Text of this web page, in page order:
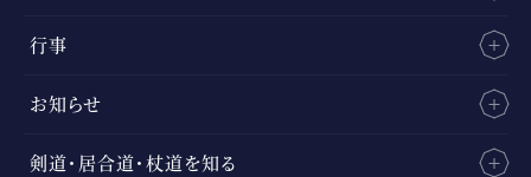
行事
お知らせ
剣道・居合道・杖道を知る